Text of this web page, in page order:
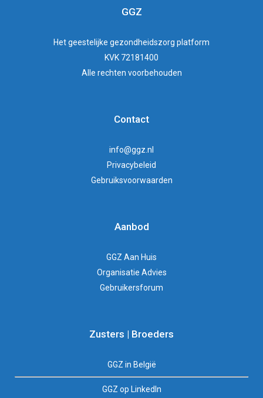
GGZ
Hetgeestelijke gezondheidszorg platform
KVK 72181400
Alle rechten voorbehouden
Contact
info@ggz.nl
Privacybeleid
Gebruiksvoorwaarden
Aanbod
GGZ Aan Huis
Organisatie Advies
Gebruikersforum
Zusters | Broeders
GGZ in België
GGZ op LinkedIn